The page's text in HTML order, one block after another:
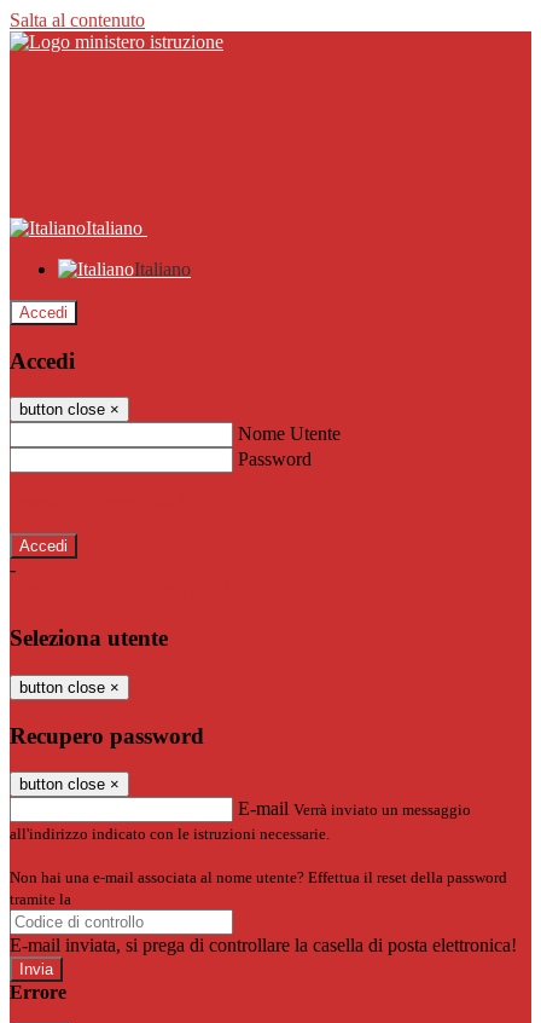
Salta al contenuto
Italiano
Italiano
Accedi
Accedi
button close ×
Nome Utente
Password
-
Seleziona utente
button close ×
Recupero password
button close ×
E-mail Verrà inviato un messaggio
all'indirizzo indicato con le istruzioni necessarie.
Non hai una e-mail associata al nome utente? Effettua il reset della password
tramite la
E-mail inviata, si prega di controllare la casella di posta elettronica!
Errore